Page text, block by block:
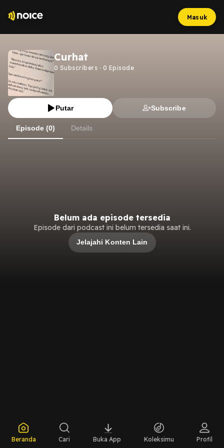
Masuk
Curhat
0 Subscribers · 0 Episode
Putar Subscribe
Episode (0) Details
Belum ada episode tersedia
Episode dari podcast ini belum tersedia saat ini.
Jelajahi Konten Lain
Beranda Cari Buka App Koleksimu Profil